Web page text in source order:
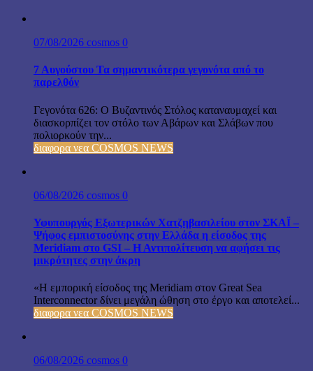
07/08/2026 cosmos 0
7 Αυγούστου Τα σημαντικότερα γεγονότα από το
παρελθόν
Γεγονότα 626: Ο Βυζαντινός Στόλος καταναυμαχεί και
διασκορπίζει τον στόλο των Αβάρων και Σλάβων που
πολιορκούν την...
διαφορα νεα COSMOS NEWS
06/08/2026 cosmos 0
Υφυπουργός Εξωτερικών Χατζηβασιλείου στον ΣΚΑΪ –
Ψήφος εμπιστοσύνης στην Ελλάδα η είσοδος της
Meridiam στο GSI – Η Αντιπολίτευση να αφήσει τις
μικρότητες στην άκρη
«Η εμπορική είσοδος της Meridiam στον Great Sea
Interconnector δίνει μεγάλη ώθηση στο έργο και αποτελεί...
διαφορα νεα COSMOS NEWS
06/08/2026 cosmos 0